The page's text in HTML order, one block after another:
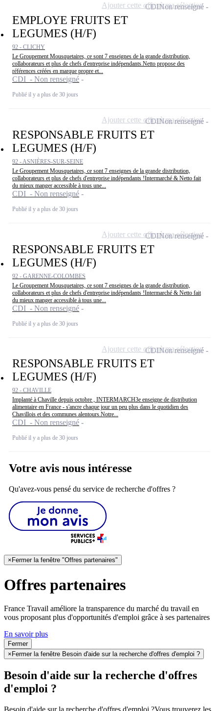
EMPLOYE FRUITS ET
LEGUMES (H/F)
92 - CLICHY
Le Groupement Mousquetaires, ce sont 7 enseignes de la grande distribution,
collaborateurs et plus de chefs d'entreprise indépendants.Netto propose des
références créées en marque propre et...
CDI - Non renseigné
Publié il y a plus de 30 jours
CDINon renseigné
Ajouter cette offre à ma sélection
RESPONSABLE FRUITS ET
LEGUMES (H/F)
92 - ASNIÈRES-SUR-SEINE
Le Groupement Mousquetaires, ce sont 7 enseignes de la grande distribution,
collaborateurs et plus de chefs d'entreprise indépendants !Intermarché & Netto fait
du mieux manger accessible à tous une...
CDI - Non renseigné
Publié il y a plus de 30 jours
CDINon renseigné
Ajouter cette offre à ma sélection
RESPONSABLE FRUITS ET
LEGUMES (H/F)
92 - GARENNE-COLOMBES
Le Groupement Mousquetaires, ce sont 7 enseignes de la grande distribution,
collaborateurs et plus de chefs d'entreprise indépendants !Intermarché & Netto fait
du mieux manger accessible à tous une...
CDI - Non renseigné
Publié il y a plus de 30 jours
CDINon renseigné
Ajouter cette offre à ma sélection
RESPONSABLE FRUITS ET
LEGUMES (H/F)
92 - CHAVILLE
Implanté à Chaville depuis octobre , INTERMARCH3e enseigne de distribution
alimentaire en France - s'ancre chaque jour un peu plus dans le quotidien des
Chavillois et des communes alentours.Notre...
CDI - Non renseigné
Publié il y a plus de 30 jours
CDINon renseigné
Ajouter cette offre à ma sélection
Votre avis nous intéresse
Qu'avez-vous pensé du service de recherche d'offres ?
× Fermer la fenêtre "Offres partenaires"
Offres partenaires
France Travail améliore la transparence du marché du travail en
vous proposant plus d'opportunités d'emploi grâce à ses partenaires
En savoir plus
Fermer
× Fermer la fenêtre Besoin d'aide sur la recherche d'offres d'emploi ?
Besoin d'aide sur la recherche d'offres
d'emploi ?
Besoin d'aide sur la recherche d'offres d'emploi ?Vous trouverez les